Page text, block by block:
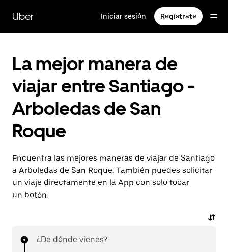
contenido
principal
Uber Iniciar sesión Regístrate
La mejor manera de
viajar entre Santiago -
Arboledas de San
Roque
Encuentra las mejores maneras de viajar de Santiago
a Arboledas de San Roque. También puedes solicitar
un viaje directamente en la App con solo tocar
un botón.
¿De dónde vienes?